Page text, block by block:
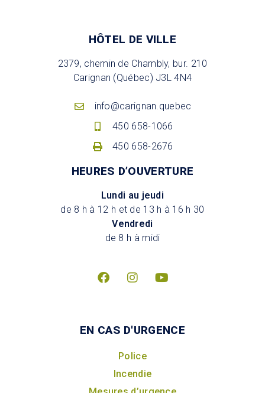
HÔTEL DE VILLE
2379, chemin de Chambly, bur. 210
Carignan (Québec) J3L 4N4
info@carignan.quebec
450 658-1066
450 658-2676
HEURES D’OUVERTURE
Lundi au jeudi
de 8 h à 12 h et de 13 h à 16 h 30
Vendredi
de 8 h à midi
EN CAS D'URGENCE
Police
Incendie